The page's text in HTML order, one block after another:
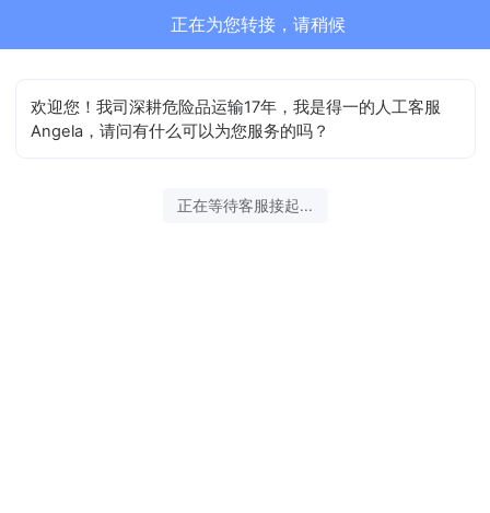
危险品运输正在为您服务
欢迎您！我司深耕危险品运输17年，我是得一的人工客服
Angela，请问有什么可以为您服务的吗？
2026-08-07 09:45:21 开始沟通